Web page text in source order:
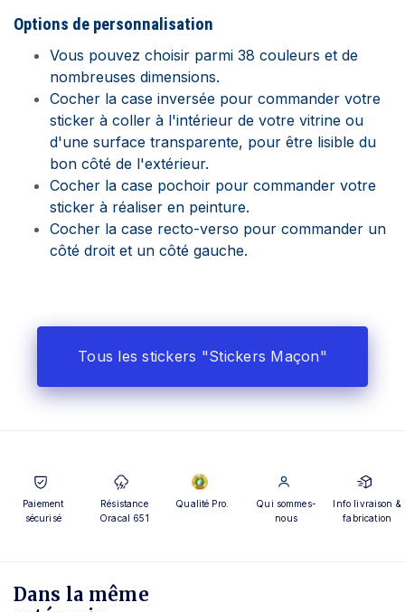
Options de personnalisation
Vous pouvez choisir parmi 38 couleurs et de
nombreuses dimensions.
Cocher la case inversée pour commander votre
sticker à coller à l'intérieur de votre vitrine ou
d'une surface transparente, pour être lisible du
bon côté de l'extérieur.
Cocher la case pochoir pour commander votre
sticker à réaliser en peinture.
Cocher la case recto-verso pour commander un
côté droit et un côté gauche.
Tous les stickers "Stickers Maçon"
Paiement
sécurisé
Résistance
Oracal 651
Qualité Pro.
Qui sommes-
nous
Info livraison &
fabrication
Dans la même